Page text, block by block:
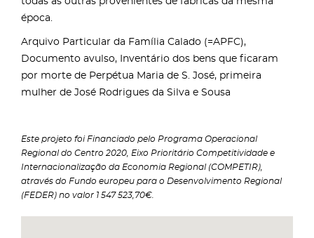
época.
Arquivo Particular da Família Calado (=APFC),
Documento avulso, Inventário dos bens que ficaram
por morte de Perpétua Maria de S. José, primeira
mulher de José Rodrigues da Silva e Sousa
Este projeto foi Financiado pelo Programa Operacional
Regional do Centro 2020, Eixo Prioritário Competitividade e
Internacionalização da Economia Regional (COMPETIR),
através do Fundo europeu para o Desenvolvimento Regional
(FEDER) no valor 1 547 523,70€.